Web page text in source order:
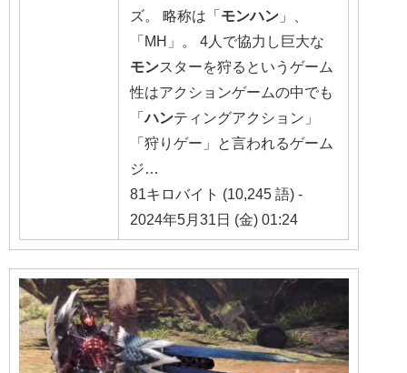
ズ。 略称は「 モンハン 」、
「MH」。 4人で協力し巨大な
モンスターを狩るというゲーム
性はアクションゲームの中でも
「 ハンティングアクション」
「狩りゲー」と言われるゲーム
ジ…
81キロバイト (10,245 語) -
2024年5月31日 (金) 01:24